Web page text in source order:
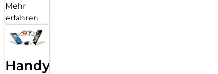
Mehr
erfahren
Handy